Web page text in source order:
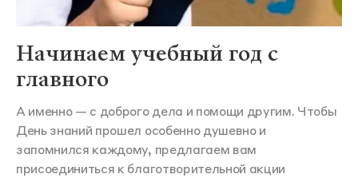
Начинаем учебный год с
главного
А именно — с доброго дела и помощи другим. Чтобы
День знаний прошел особенно душевно и
запомнился каждому, предлагаем вам
присоединиться к благотворительной акции